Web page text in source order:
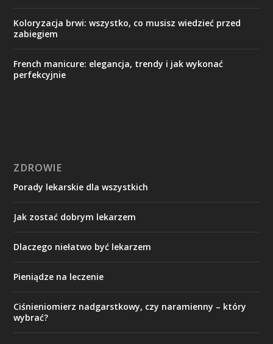
Koloryzacja brwi: wszystko, co musisz wiedzieć przed
zabiegiem
French manicure: elegancja, trendy i jak wykonać
perfekcyjnie
ZDROWIE
Porady lekarskie dla wszystkich
Jak zostać dobrym lekarzem
Dlaczego niełatwo być lekarzem
Pieniądze na leczenie
Ciśnieniomierz nadgarstkowy, czy naramienny – który
wybrać?